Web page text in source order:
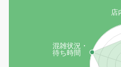
店
混雑状況・
待ち時間